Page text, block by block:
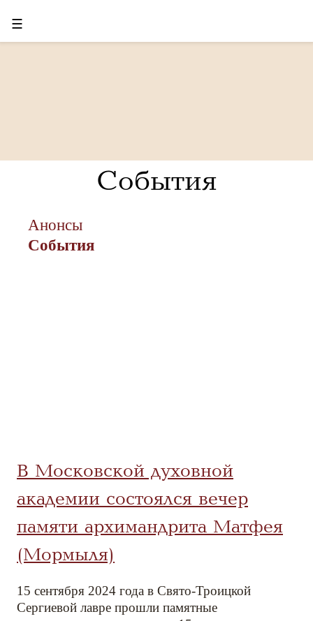
☰
События
Анонсы
События
В Московской духовной
академии состоялся вечер
памяти архимандрита Матфея
(Мормыля)
15 сентября 2024 года в Свято-Троицкой
Сергиевой лавре прошли памятные